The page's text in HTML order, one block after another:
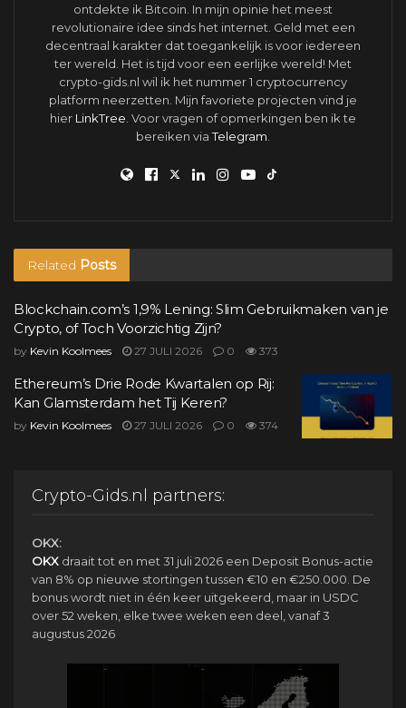
ontdekte ik Bitcoin. In mijn opinie het meest
revolutionaire idee sinds het internet. Geld met een
decentraal karakter dat toegankelijk is voor iedereen
ter wereld. Het is tijd voor een eerlijke wereld! Met
crypto-gids.nl wil ik het nummer 1 cryptocurrency
platform neerzetten. Mijn favoriete projecten vind je
hier LinkTree . Voor vragen of opmerkingen ben ik te
bereiken viaTelegram
Related Posts
Blockchain.com’s 1,9% Lening: Slim Gebruikmaken van je
Crypto, of Toch Voorzichtig Zijn?
by Kevin Koolmees 27 JULI 2026 0 373
Ethereum’s Drie Rode Kwartalen op Rij:
Kan Glamsterdam het Tij Keren?
by Kevin Koolmees 27 JULI 2026 0 374
Crypto-Gids.nl partners:
OKX:
OKX draait tot en met 31 juli 2026 een Deposit Bonus-actie
van 8% op nieuwe stortingen tussen €10 en €250.000. De
bonus wordt niet in één keer uitgekeerd, maar in USDC
over 52 weken, elke twee weken een deel, vanaf 3
augustus 2026